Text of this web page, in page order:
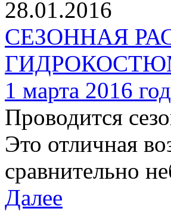
28.01.2016
СЕЗОННАЯ
1 марта 2016
Проводится
Это отличная
сравнительно
Далее